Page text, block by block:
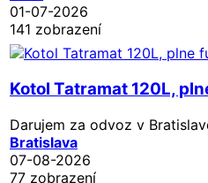
01-07-2026
141 zobrazení
Kotol Tatramat 120L,
Darujem za odvoz v
Bratislava
07-08-2026
77 zobrazení